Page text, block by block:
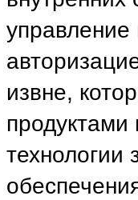
извне,